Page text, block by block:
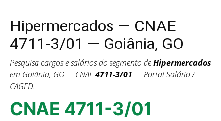
Hipermercados — CNAE
4711-3/01 — Goiânia, GO
Pesquisa cargos e salários do segmento deHipermercados
em Goiânia, GO — CNAE4711-3/01 — Portal Salário /
CAGED.
CNAE 4711-3/01